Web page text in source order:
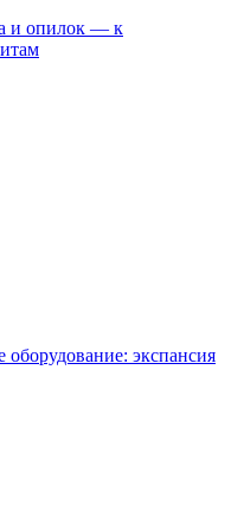
и опилок — к
экспансия